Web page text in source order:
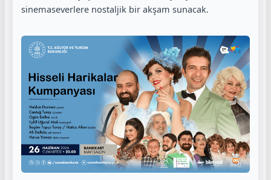
sinemaseverlere nostaljik bir akşam sunacak.